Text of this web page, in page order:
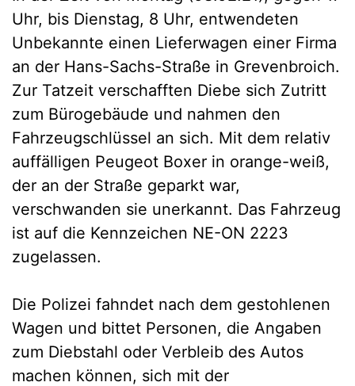
Uhr, bis Dienstag, 8 Uhr, entwendeten
Unbekannte einen Lieferwagen einer Firma
an der Hans-Sachs-Straße in Grevenbroich.
Zur Tatzeit verschafften Diebe sich Zutritt
zum Bürogebäude und nahmen den
Fahrzeugschlüssel an sich. Mit dem relativ
auffälligen Peugeot Boxer in orange-weiß,
der an der Straße geparkt war,
verschwanden sie unerkannt. Das Fahrzeug
ist auf die Kennzeichen NE-ON 2223
zugelassen.
Die Polizei fahndet nach dem gestohlenen
Wagen und bittet Personen, die Angaben
zum Diebstahl oder Verbleib des Autos
machen können, sich mit der